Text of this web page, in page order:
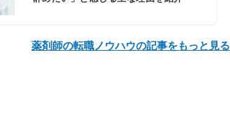
薬剤師の転職ノウハウの記事をもっと見る